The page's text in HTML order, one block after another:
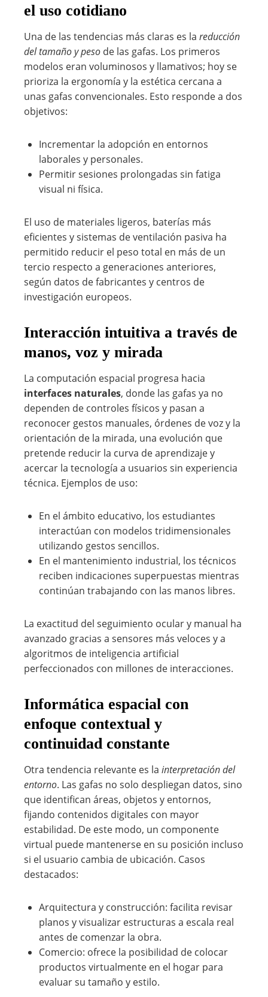
el uso cotidiano
Una de las tendencias más claras es la reducción
del tamaño y peso de las gafas. Los primeros
modelos eran voluminosos y llamativos; hoy se
prioriza la ergonomía y la estética cercana a
unas gafas convencionales. Esto responde a dos
objetivos:
Incrementar la adopción en entornos
laborales y personales.
Permitir sesiones prolongadas sin fatiga
visual ni física.
El uso de materiales ligeros, baterías más
eficientes y sistemas de ventilación pasiva ha
permitido reducir el peso total en más de un
tercio respecto a generaciones anteriores,
según datos de fabricantes y centros de
investigación europeos.
Interacción intuitiva a través de
manos, voz y mirada
La computación espacial progresa hacia
interfaces naturales, donde las gafas ya no
dependen de controles físicos y pasan a
reconocer gestos manuales, órdenes de voz y la
orientación de la mirada, una evolución que
pretende reducir la curva de aprendizaje y
acercar la tecnología a usuarios sin experiencia
técnica. Ejemplos de uso:
En el ámbito educativo, los estudiantes
interactúan con modelos tridimensionales
utilizando gestos sencillos.
En el mantenimiento industrial, los técnicos
reciben indicaciones superpuestas mientras
continúan trabajando con las manos libres.
La exactitud del seguimiento ocular y manual ha
avanzado gracias a sensores más veloces y a
algoritmos de inteligencia artificial
perfeccionados con millones de interacciones.
Informática espacial con
enfoque contextual y
continuidad constante
Otra tendencia relevante es la interpretación del
entorno. Las gafas no solo despliegan datos, sino
que identifican áreas, objetos y entornos,
fijando contenidos digitales con mayor
estabilidad. De este modo, un componente
virtual puede mantenerse en su posición incluso
si el usuario cambia de ubicación. Casos
destacados:
Arquitectura y construcción: facilita revisar
planos y visualizar estructuras a escala real
antes de comenzar la obra.
Comercio: ofrece la posibilidad de colocar
productos virtualmente en el hogar para
evaluar su tamaño y estilo.